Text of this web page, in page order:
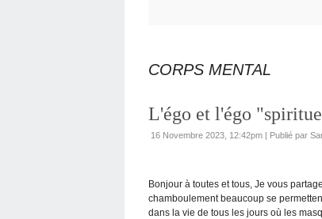
CORPS MENTAL
L'égo et l'égo
16 Novembre 2023, 12:42pm | Publié par
Bonjour à toutes et tous, Je vous
chamboulement beaucoup se
dans la vie de tous les jours où les